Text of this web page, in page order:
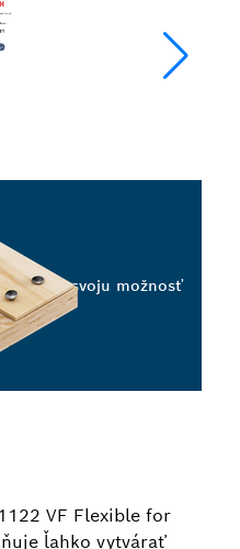
VF Flexible for
ľahko vytvárať
Vyberte svoju možnosť